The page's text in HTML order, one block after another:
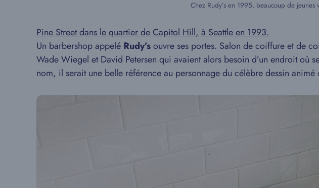
Chez Rudy’s en 1995, beaucoup de
Pine Street dans le quartier de Capitol Hill, à Seattle en 1993.
Un barbershop appelé Rudy’souvre ses portes. Salon de coiffure et de
Wade Wiegel et David Petersen qui avaient alors besoin d’un endroit où
nom, il serait une belle référence au personnage du célèbre dessin animé